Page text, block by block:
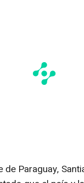
Paraguay,